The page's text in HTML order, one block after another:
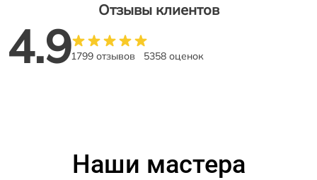
Отзывы клиентов
4.91799 отзывов 5358 оценок
Наши мастера